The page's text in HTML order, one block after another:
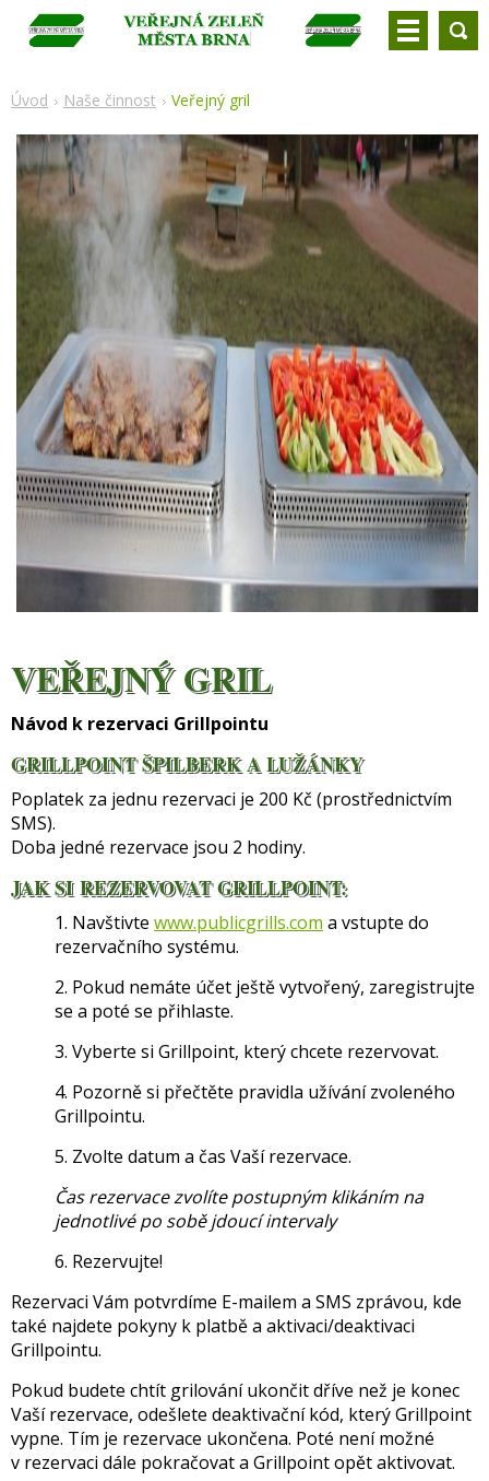
Úvod Naše činnost Veřejný gril
VEŘEJNÝ GRIL
Návod k rezervaci Grillpointu
GRILLPOINT ŠPILBERK A LUŽÁNKY
Poplatek za jednu rezervaci je 200 Kč (prostřednictvím
SMS).
Doba jedné rezervace jsou 2 hodiny.
JAK SI REZERVOVAT GRILLPOINT:
1. Navštivte www.publicgrills.com a vstupte do
rezervačního systému.
2. Pokud nemáte účet ještě vytvořený, zaregistrujte
se a poté se přihlaste.
3. Vyberte si Grillpoint, který chcete rezervovat.
4. Pozorně si přečtěte pravidla užívání zvoleného
Grillpointu.
5. Zvolte datum a čas Vaší rezervace.
Čas rezervace zvolíte postupným klikáním na
jednotlivé po sobě jdoucí intervaly
6. Rezervujte!
Rezervaci Vám potvrdíme E-mailem a SMS zprávou, kde
také najdete pokyny k platbě a aktivaci/deaktivaci
Grillpointu.
Pokud budete chtít grilování ukončit dříve než je konec
Vaší rezervace, odešlete deaktivační kód, který Grillpoint
vypne. Tím je rezervace ukončena. Poté není možné
v rezervaci dále pokračovat a Grillpoint opět aktivovat.